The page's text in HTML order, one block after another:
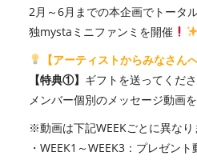
2月～6月までの本企画でトータ
独mystaミニファンミを開催
【アーティストからみなさん
【特典①】 ギフトを送ってくだ
メンバー個別のメッセージ動画
※動画は下記WEEKごとに異なり
・WEEK1～WEEK3：プレゼント